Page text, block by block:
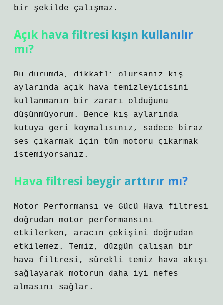
bir şekilde çalışmaz.
Açık hava filtresi kışın kullanılır
mı?
Bu durumda, dikkatli olursanız kış
aylarında açık hava temizleyicisini
kullanmanın bir zararı olduğunu
düşünmüyorum. Bence kış aylarında
kutuya geri koymalısınız, sadece biraz
ses çıkarmak için tüm motoru çıkarmak
istemiyorsanız.
Hava filtresi beygir arttırır mı?
Motor Performansı ve Gücü Hava filtresi
doğrudan motor performansını
etkilerken, aracın çekişini doğrudan
etkilemez. Temiz, düzgün çalışan bir
hava filtresi, sürekli temiz hava akışı
sağlayarak motorun daha iyi nefes
almasını sağlar.